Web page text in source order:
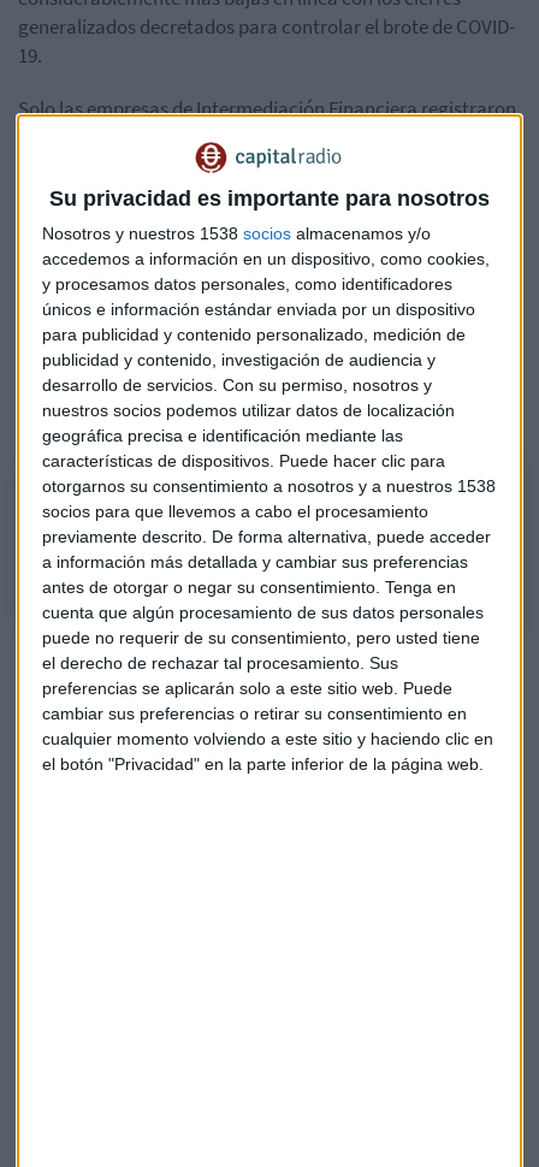
Su privacidad es importante para nosotros
Nosotros y nuestros 1538 socios almacenamos y/o
accedemos a información en un dispositivo, como cookies,
y procesamos datos personales, como identificadores
únicos e información estándar enviada por un dispositivo
para publicidad y contenido personalizado, medición de
publicidad y contenido, investigación de audiencia y
desarrollo de servicios. Con su permiso, nosotros y
nuestros socios podemos utilizar datos de localización
geográfica precisa e identificación mediante las
características de dispositivos. Puede hacer clic para
otorgarnos su consentimiento a nosotros y a nuestros 1538
socios para que llevemos a cabo el procesamiento
previamente descrito. De forma alternativa, puede acceder
a información más detallada y cambiar sus preferencias
antes de otorgar o negar su consentimiento. Tenga en
cuenta que algún procesamiento de sus datos personales
puede no requerir de su consentimiento, pero usted tiene
el derecho de rechazar tal procesamiento. Sus
preferencias se aplicarán solo a este sitio web. Puede
cambiar sus preferencias o retirar su consentimiento en
cualquier momento volviendo a este sitio y haciendo clic en
el botón "Privacidad" en la parte inferior de la página web.
generalizados decretados para controlar el brote de COVID-
19.
Solo las empresas de Intermediación Financiera registraron
un leve incremento de la actividad, y el resto de las
categorías registraron contracciones sustanciales.
Ante esta situación, los mercados siguen atentos al precio
del petróleo, que podría dar un respiro. Pero los datos
macroecnónomicos no acompañan y se espera un
empeoramiento en próximas semanas.
Lo explicabaSergio Ávila, analista de IG, en Capital Radio.
"La situación va a durar más de lo que inicialmente se podía
esperar". Escúchalo en el siguientepodcast:
Sergio Ávila, analista de IG
El PMI de servicios se desploma en marzo en España y en el conjunto de
la zona euro, por el parón causado por la crisis del coronavirus.
Ante la disminución de la actividad y de los nuevos pedidos,
nunca vista hasta ahora, las empresas del sector servicios
español se muestran más preocupadas por el futuro.
La confianza con respecto a los próximos doce meses cayó